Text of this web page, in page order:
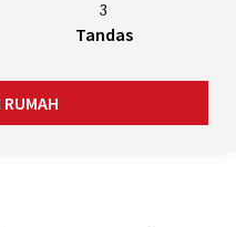
3
Tandas
RUMAH